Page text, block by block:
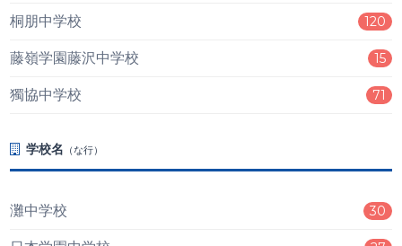
桐朋中学校 120
藤嶺学園藤沢中学校 15
獨協中学校 71
学校名 （な行）
灘中学校 30